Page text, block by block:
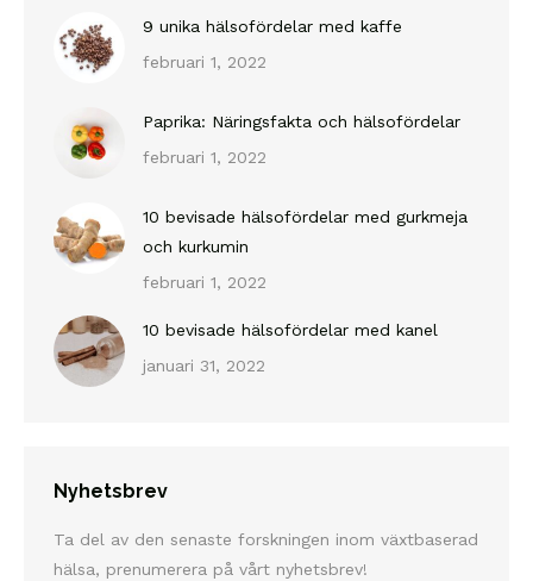
9 unika hälsofördelar med kaffe
februari 1, 2022
Paprika: Näringsfakta och hälsofördelar
februari 1, 2022
10 bevisade hälsofördelar med gurkmeja
och kurkumin
februari 1, 2022
10 bevisade hälsofördelar med kanel
januari 31, 2022
Nyhetsbrev
Ta del av den senaste forskningen inom växtbaserad
hälsa, prenumerera på vårt nyhetsbrev!